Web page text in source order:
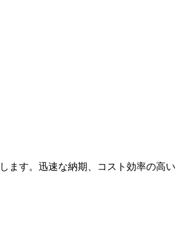
ます。迅速な納期、コスト効率の高い